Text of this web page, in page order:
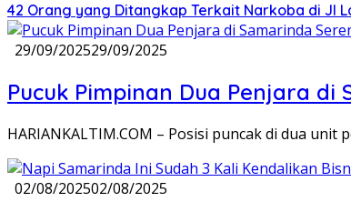
42 Orang yang Ditangkap Terkait Narkoba di Jl
29/09/202529/09/2025
Pucuk Pimpinan Dua Penjara
HARIANKALTIM.COM – Posisi puncak di dua
02/08/202502/08/2025